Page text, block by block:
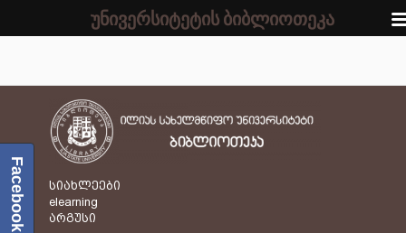
სიახლეები
elearning
არგუსი
Facebook
უნივერსიტეტის ბიბლიოთეკა